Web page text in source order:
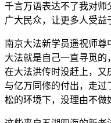
千言万语表达不了我对师
广大民众，让更多人受益
南京大法新学员遥祝师
大法就是自己一直寻觅
在大法洪传时没赶上，又
与亿万同修的付出，走
松的环境下，没理由不做